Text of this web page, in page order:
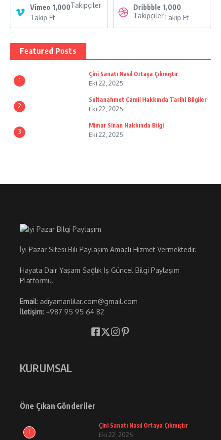
Vimeo 1,000Takipçiler
Takip Et
Dribbble 1,000
TakipçilerTakip Et
Featured Posts
1
Çini Sanatı Nasıl Ortaya Çıkmıştır
Eki 22, 2025
2
Sultanahmet Camii Hakkında Tarihi Bilgiler
Eki 22, 2025
3
Mimar Sinan Hakkında Bilgi
Eki 22, 2025
İyi Pazar Sitesi Bili Paylaşım Amaçlı Hizmet Vermektedir.
Hayata Dair Yaşam Sağlık İş Güncel Bilgi Paylaşım
Platformu.
Email: adiyamanlilar.com@gmail.com
İletişim: +987 95 95 64 82
KURUMSAL
Öne Çıkan Gönderiler
1
Çini Sanatı Nasıl Ortaya Çıkmıştır
Eki 22, 2025